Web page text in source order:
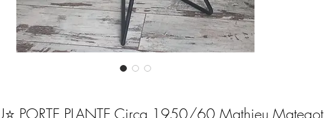
PORTE PLANTE Circa 1950/60 Mathieu Mategot